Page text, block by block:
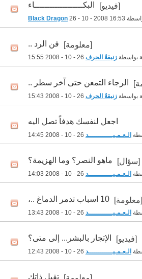
[فيديو] البكـــــــــــــــــــاء
Black Dragon 26 - 10 - 2008 16:53
[معلومة] فن الرد ..
بواسطة زنبقةُ الحرف 15:55
الرجاء التمعن حتى آخر سطر ..
بواسطة زنبقةُ الحرف 15:43
اجعل لنفسك هدفاً تصل اليه
الـعـمـيــــــــــــد 14:45
[سؤال] ماهو النصر؟ وما الهزيمة؟
الـعـمـيــــــــــــد 14:03
[معلومة] 10 اسباب تدمر الدماغ ..،
الـعـمـيــــــــــــد 13:43
[فيديو] الإتجار بالبشر... إلى متى؟
الـعـمـيــــــــــــد 12:43
تقبل ذاتك